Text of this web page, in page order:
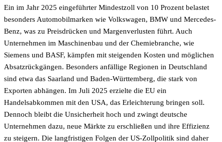
Ein im Jahr 2025 eingeführter Mindestzoll von 10 Prozent belastet
besonders Automobilmarken wie Volkswagen, BMW und Mercedes-
Benz, was zu Preisdrücken und Margenverlusten führt. Auch
Unternehmen im Maschinenbau und der Chemiebranche, wie
Siemens und BASF, kämpfen mit steigenden Kosten und möglichen
Absatzrückgängen. Besonders anfällige Regionen in Deutschland
sind etwa das Saarland und Baden-Württemberg, die stark von
Exporten abhängen. Im Juli 2025 erzielte die EU ein
Handelsabkommen mit den USA, das Erleichterung bringen soll.
Dennoch bleibt die Unsicherheit hoch und zwingt deutsche
Unternehmen dazu, neue Märkte zu erschließen und ihre Effizienz
zu steigern. Die langfristigen Folgen der US-Zollpolitik sind daher